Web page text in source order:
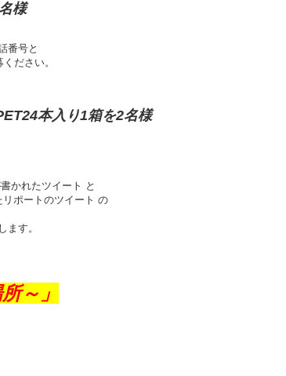
様
番号と
ださい。
24本入り1箱を2名様
かれたツイート と
リポートのツイート の
ます。
～」